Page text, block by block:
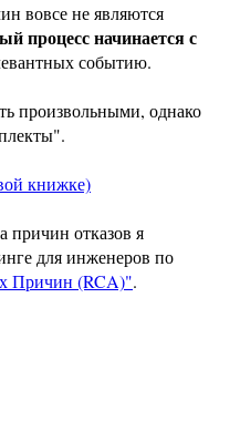
вовсе не являются
процесс начинается с
событию.
произвольными, однако
книжке)
причин отказов я
для инженеров по
Причин (RCA)".